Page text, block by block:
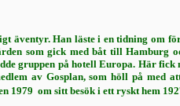
Han läste i en tid­ning om
som gick med båt till Hamburg
gruppen på hotell Euro­pa. Här fick
av Gosplan, som höll på med
 om sitt besök i ett ryskt hem